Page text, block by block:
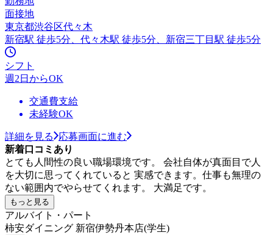
面接地
東京都渋谷区代々木
新宿駅 徒歩5分、代々木駅 徒歩5分、新宿三丁目駅 徒歩5分
シフト
週2日からOK
交通費支給
未経験OK
詳細を見る
応募画面に進む
新着口コミあり
とても人間性の良い職場環境です。 会社自体が真面目で人
を大切に思ってくれていると 実感できます。仕事も無理の
ない範囲内でやらせてくれます。 大満足です。
もっと見る
アルバイト・パート
柿安ダイニング 新宿伊勢丹本店(学生)